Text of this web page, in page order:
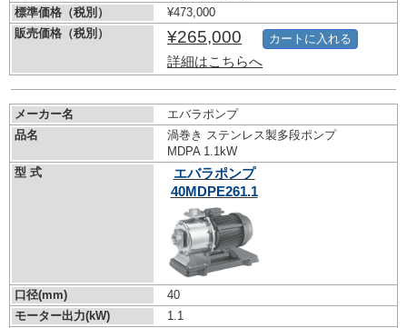
標準価格（税別）
¥473,000
販売価格（税別）
¥265,000
詳細はこちらへ
カートに入れる
メーカー名
エバラポンプ
品名
渦巻き ステンレス製多段ポンプ
MDPA 1.1kW
型 式
エバラポンプ
40MDPE261.1
口径(mm)
40
モーター出力(kW)
1.1